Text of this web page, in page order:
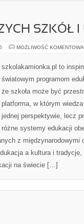
SZKÓŁ I
MOŻLIWOŚĆ
szkolakamionka.pl to
światowym programom
że szkoła może być
platforma, w którym
jednej perspektywie, lecz
różne systemy edukacji
z międzynarodowymi
a kultura i
na świecie […]